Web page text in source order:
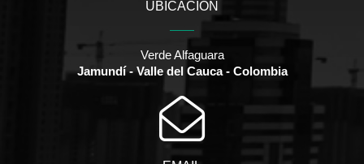
UBICACIÓN
Verde Alfaguara
Jamundí - Valle del Cauca - Colombia